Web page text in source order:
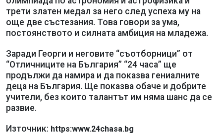
трети златен медал за него след успеха му на
още две състезания. Това говори за ума,
постоянството и силната амбиция на младежа.
Заради Георги и неговите “съотборници” от
“Отличниците на България” “24 часа” ще
продължи да намира и да показва гениалните
деца на България. Ще показва обаче и добрите
учители, без които талантът им няма шанс да се
развие.
Източник: https:www.24chasa.bg